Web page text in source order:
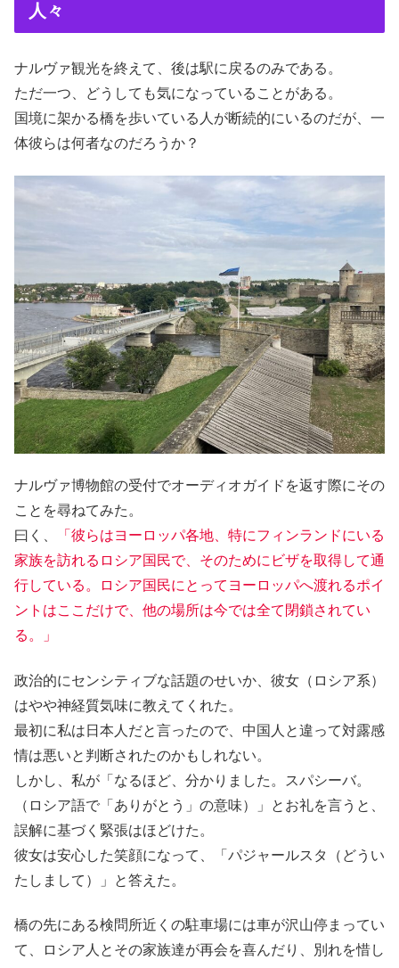
人々
ナルヴァ観光を終えて、後は駅に戻るのみである。
ただ一つ、どうしても気になっていることがある。
国境に架かる橋を歩いている人が断続的にいるのだが、一
体彼らは何者なのだろうか？
ナルヴァ博物館の受付でオーディオガイドを返す際にその
ことを尋ねてみた。
曰く、
「彼らはヨーロッパ各地、特にフィンランドにいる
家族を訪れるロシア国民で、そのためにビザを取得して通
行している。ロシア国民にとってヨーロッパへ渡れるポイ
ントはここだけで、他の場所は今では全て閉鎖されてい
る。」
政治的にセンシティブな話題のせいか、彼女（ロシア系）
はやや神経質気味に教えてくれた。
最初に私は日本人だと言ったので、中国人と違って対露感
情は悪いと判断されたのかもしれない。
しかし、私が「なるほど、分かりました。スパシーバ。
（ロシア語で「ありがとう」の意味）」とお礼を言うと、
誤解に基づく緊張はほどけた。
彼女は安心した笑顔になって、「パジャールスタ（どうい
たしまして）」と答えた。
橋の先にある検問所近くの駐車場には車が沢山停まってい
て、ロシア人とその家族達が再会を喜んだり、別れを惜し